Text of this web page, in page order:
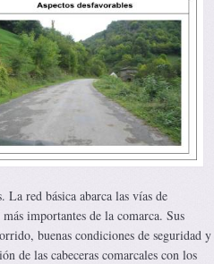
La red básica abarca las vías de
importantes de la comarca. Sus
buenas condiciones de seguridad y
de las cabeceras comarcales con los